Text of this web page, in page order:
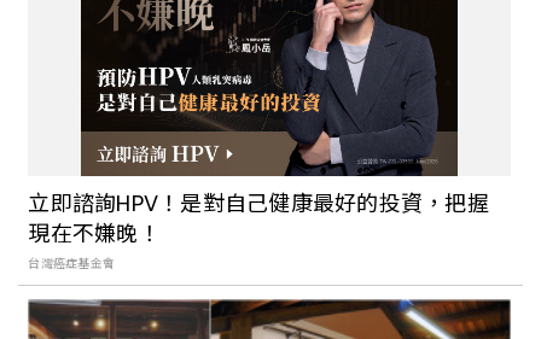
立即諮詢HPV！是對自己健康最好的投資，把握
現在不嫌晚！
台灣癌症基金會